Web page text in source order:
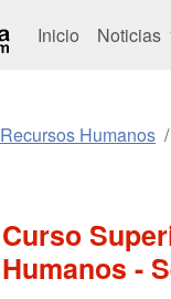
Inicio Noticias
Recursos Humanos
Curso
Humanos -